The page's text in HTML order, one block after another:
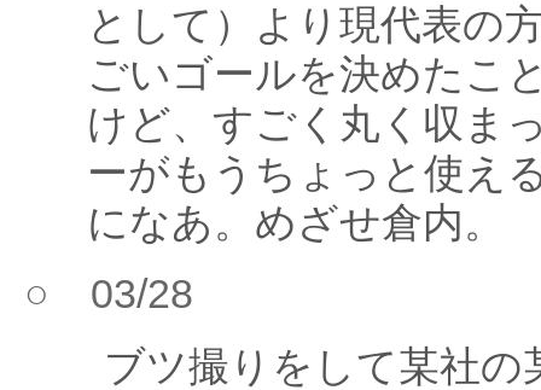
として）より現代表の
ごいゴールを決めたこ
けど、すごく丸く収ま
ーがもうちょっと使え
になあ。めざせ倉内。
○ 03/28
ブツ撮りをして某社